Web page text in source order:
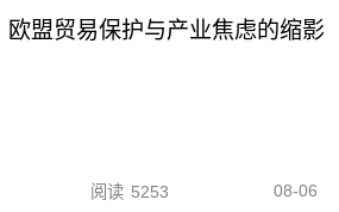
盟贸易保护与产业焦虑的缩影
阅读 5253 08-06